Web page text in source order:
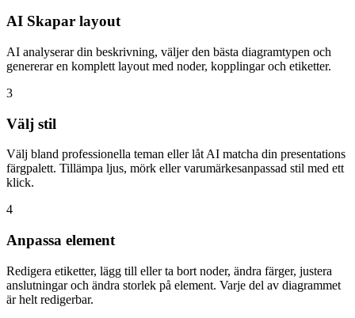
AI Skapar layout
AI analyserar din beskrivning, väljer den bästa diagramtypen och
genererar en komplett layout med noder, kopplingar och etiketter.
3
Välj stil
Välj bland professionella teman eller låt AI matcha din presentations
färgpalett. Tillämpa ljus, mörk eller varumärkesanpassad stil med ett
klick.
4
Anpassa element
Redigera etiketter, lägg till eller ta bort noder, ändra färger, justera
anslutningar och ändra storlek på element. Varje del av diagrammet
är helt redigerbar.